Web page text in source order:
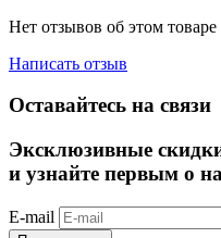
Нет отзывов об этом товаре
Написать отзыв
Оставайтесь на связи
Эксклюзивные
и узнайте первым о
E-mail